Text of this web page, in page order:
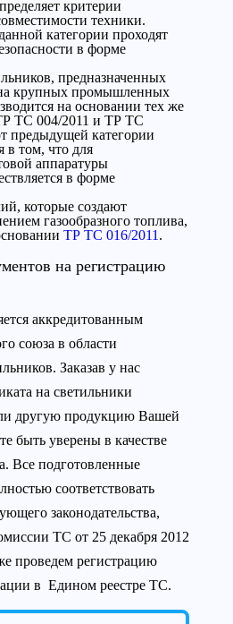
критерии
техники.
категории проходят
в форме
предназначенных
крупных промышленных
на основании тех же
ТС 004/2011 и ТР ТС
предыдущей категории
в том, что для
аппаратуры
в форме
которые создают
газообразного топлива,
ТР ТС 016/2011 .
на регистрацию
аккредитованным
союза в области
Заказав у нас
на светильники
другую продукцию Вашей
быть уверены в качестве
Все подготовленные
соответствовать
законодательства,
ТС от 25 декабря 2012
проведем регистрацию
в Едином реестре ТС.